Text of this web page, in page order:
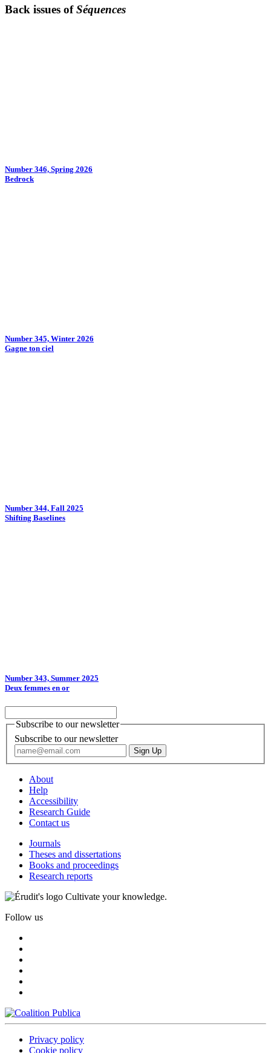
Back issues ofSéquences
Number 346, Spring 2026
Bedrock
Number 345, Winter 2026
Gagne ton ciel
Number 344, Fall 2025
Shifting Baselines
Number 343, Summer 2025
Deux femmes en or
Subscribe to our newsletter
Subscribe to our newsletter
About
Help
Accessibility
Research Guide
Contact us
Journals
Theses and dissertations
Books and proceedings
Research reports
Cultivate your knowledge.
Follow us
Privacy policy
Cookie policy